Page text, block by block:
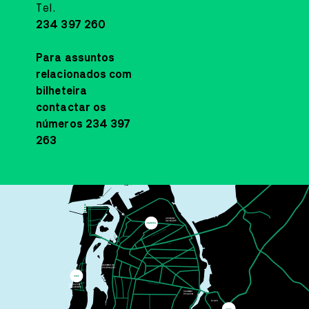
CINEMA
16 JUL
ANDREW STANTON, KENNA HARRIS
Os brinquedos estão de volta em TOY STORY 5, da Disney*Pixar e,
desta vez, os brinquedos encontram a tecnologia.
25 JUN 18:30
O DIA DA REVELAÇÃO
STEVEN SPIELBERG
A ideia principal concentra-se nas repercussões sociais e
existenciais da descoberta de que a humanidade não está sozinha
Tel.
234 397 260
Para assuntos
relacionados com
bilheteira
contactar os
números 234 397
263